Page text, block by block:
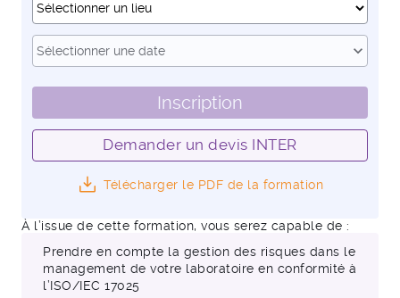
Sélectionner une date
expand_more
Inscription
Demander un devis INTER
Télécharger le PDF de la formation
À l’issue de cette formation, vous serez capable de :
Prendre en compte la gestion des risques dans le
management de votre laboratoire en conformité à
l’ISO/IEC 17025